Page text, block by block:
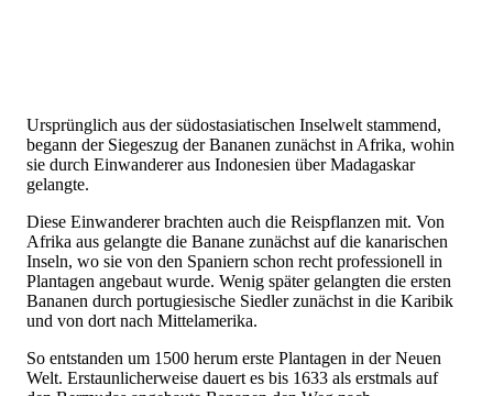
Ursprünglich aus der südostasiatischen Inselwelt stammend,
begann der Siegeszug der Bananen zunächst in Afrika, wohin
sie durch Einwanderer aus Indonesien über Madagaskar
gelangte.
Diese Einwanderer brachten auch die Reispflanzen mit. Von
Afrika aus gelangte die Banane zunächst auf die kanarischen
Inseln, wo sie von den Spaniern schon recht professionell in
Plantagen angebaut wurde. Wenig später gelangten die ersten
Bananen durch portugiesische Siedler zunächst in die Karibik
und von dort nach Mittelamerika.
So entstanden um 1500 herum erste Plantagen in der Neuen
Welt. Erstaunlicherweise dauert es bis 1633 als erstmals auf